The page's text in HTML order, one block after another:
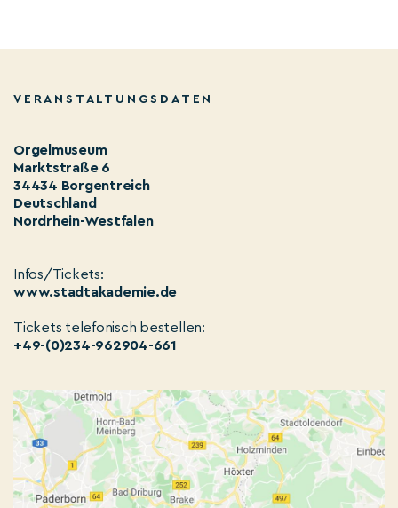
VERANSTALTUNGSDATEN
Orgelmuseum
Marktstraße 6
34434 Borgentreich
Deutschland
Nordrhein-Westfalen
Infos/Tickets:
www.stadtakademie.de
Tickets telefonisch bestellen:
+49-(0)234-962904-661